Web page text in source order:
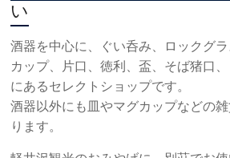
い
酒器を中心に、ぐい呑み、ロックグラ
カップ、片口、徳利、盃、そば猪口
にあるセレクトショップです。
酒器以外にも皿やマグカップなどの
ります。